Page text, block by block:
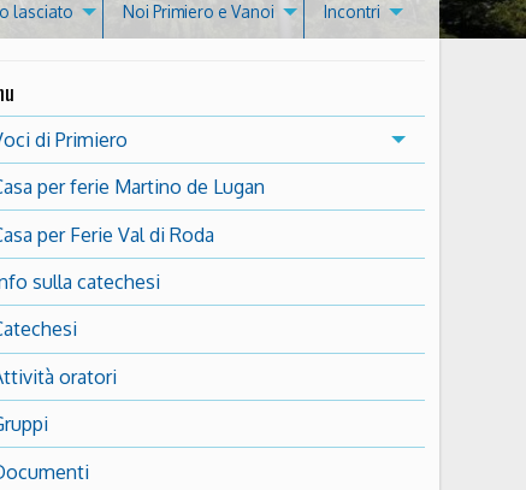
lasciato Noi Primiero e Vanoi Incontri
di Primiero
per ferie Martino de Lugan
per Ferie Val di Roda
sulla catechesi
oratori